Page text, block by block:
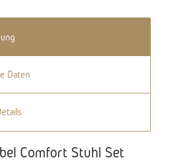
Daten
Comfort Stuhl Set